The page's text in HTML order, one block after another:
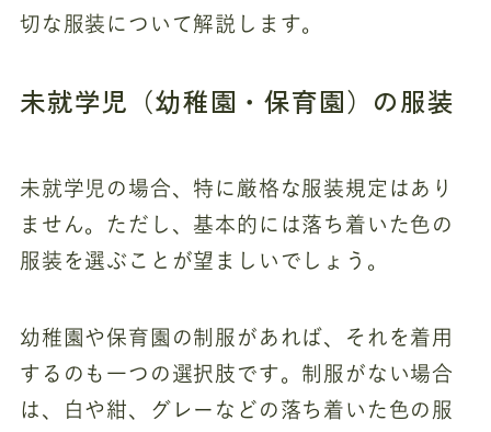
切な服装について解説します。
未就学児（幼稚園・保育園）の服装
未就学児の場合、特に厳格な服装規定はあり
ません。ただし、基本的には落ち着いた色の
服装を選ぶことが望ましいでしょう。
幼稚園や保育園の制服があれば、それを着用
するのも一つの選択肢です。制服がない場合
は、白や紺、グレーなどの落ち着いた色の服